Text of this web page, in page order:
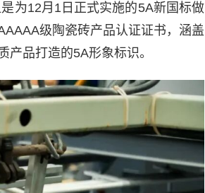
为12月1日正式实施的5A新国标做
级陶瓷砖产品认证证书，涵盖
品打造的5A形象标识。